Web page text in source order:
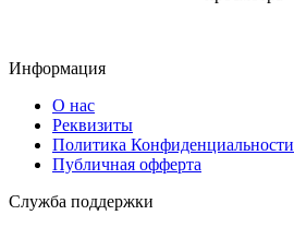
Информация
О нас
Реквизиты
Политика Конфиденциальности
Публичная офферта
Служба поддержки